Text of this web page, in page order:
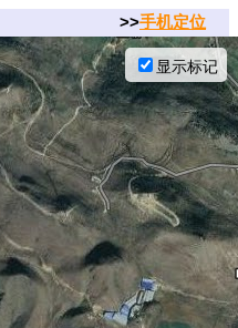
>>手机定位
显示标记